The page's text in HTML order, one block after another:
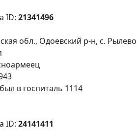
ID: 21341496
обл., Одоевский р-н, с. Рылево
в госпиталь 1114
ID: 24141411